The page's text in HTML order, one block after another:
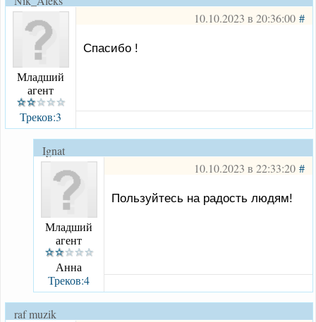
10.10.2023 в 20:36:00#
Младший
агент
Треков:3
Спасибо !
Ignat
10.10.2023 в 22:33:20#
Младший
агент
Анна
Треков:4
Пользуйтесь на радость людям!
raf muzik